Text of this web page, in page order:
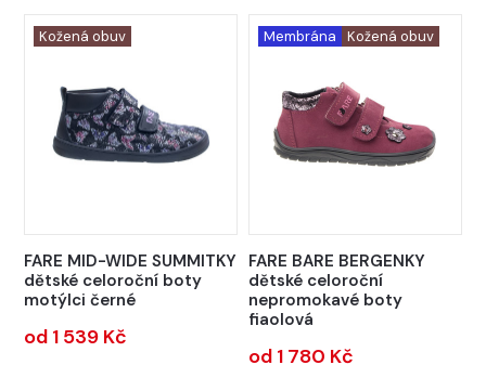
Kožená obuv
FARE MID-WIDE SUMMITKY
dětské celoroční boty
motýlci černé
od 1 539 Kč
Membrána Kožená obuv
FARE BARE BERGENKY
dětské celoroční
nepromokavé boty
fiaolová
od 1 780 Kč